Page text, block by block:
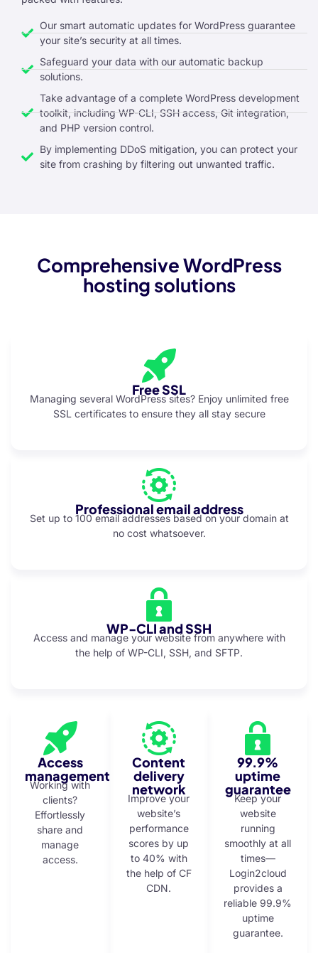
Our smart automatic updates for WordPress guarantee
your site’s security at all times.
Safeguard your data with our automatic backup
solutions.
Take advantage of a complete WordPress development
toolkit, including WP-CLI, SSH access, Git integration,
and PHP version control.
By implementing DDoS mitigation, you can protect your
site from crashing by filtering out unwanted traffic.
Comprehensive WordPress
hosting solutions
Free SSL
Managing several WordPress sites? Enjoy unlimited free
SSL certificates to ensure they all stay secure
Professional email address
Set up to 100 email addresses based on your domain at
no cost whatsoever.
WP-CLI and SSH
Access and manage your website from anywhere with
the help of WP-CLI, SSH, and SFTP.
Access
management
Working with
clients?
Effortlessly
share and
manage
access.
Content
delivery
network
Improve your
website’s
performance
scores by up
to 40% with
the help of CF
CDN.
99.9%
uptime
guarantee
Keep your
website
running
smoothly at all
times—
Login2cloud
provides a
reliable 99.9%
uptime
guarantee.